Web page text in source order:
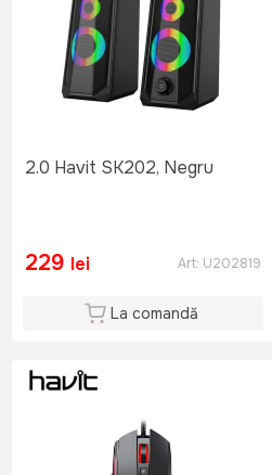
2.0 Havit SK202, Negru
229 lei Art: U202819
La comandă